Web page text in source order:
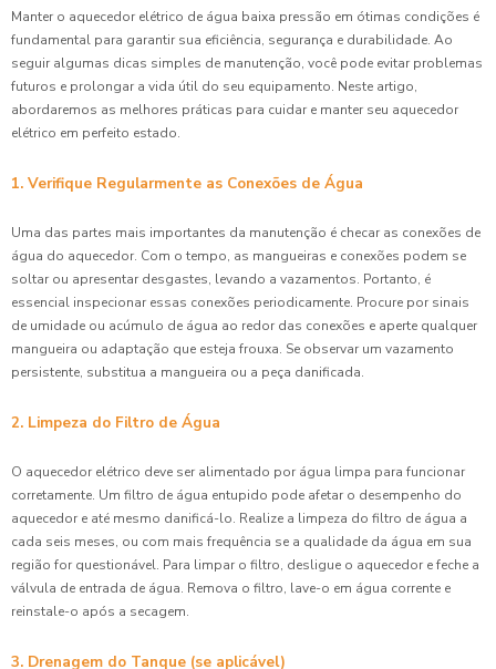
Manter o aquecedor elétrico de água baixa pressão em ótimas condições é
fundamental para garantir sua eficiência, segurança e durabilidade. Ao
seguir algumas dicas simples de manutenção, você pode evitar problemas
futuros e prolongar a vida útil do seu equipamento. Neste artigo,
abordaremos as melhores práticas para cuidar e manter seu aquecedor
elétrico em perfeito estado.
1. Verifique Regularmente as Conexões de Água
Uma das partes mais importantes da manutenção é checar as conexões de
água do aquecedor. Com o tempo, as mangueiras e conexões podem se
soltar ou apresentar desgastes, levando a vazamentos. Portanto, é
essencial inspecionar essas conexões periodicamente. Procure por sinais
de umidade ou acúmulo de água ao redor das conexões e aperte qualquer
mangueira ou adaptação que esteja frouxa. Se observar um vazamento
persistente, substitua a mangueira ou a peça danificada.
2. Limpeza do Filtro de Água
O aquecedor elétrico deve ser alimentado por água limpa para funcionar
corretamente. Um filtro de água entupido pode afetar o desempenho do
aquecedor e até mesmo danificá-lo. Realize a limpeza do filtro de água a
cada seis meses, ou com mais frequência se a qualidade da água em sua
região for questionável. Para limpar o filtro, desligue o aquecedor e feche a
válvula de entrada de água. Remova o filtro, lave-o em água corrente e
reinstale-o após a secagem.
3. Drenagem do Tanque (se aplicável)